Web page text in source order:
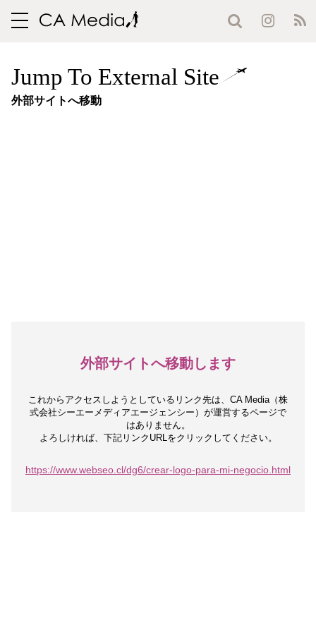
toggle
Jump To External Site
外部サイトへ移動
外部サイトへ移動します
これからアクセスしようとしているリンク先は、 CA Media（株
式会社シーエーメディアエージェンシー）が運営するページで
はありません。
よろしければ、下記リンクURLをクリックしてください。
https://www.webseo.cl/dg6/crear-logo-para-mi-negocio.html